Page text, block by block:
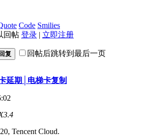
Code Smilies
回帖 登录 | 立即注册
复 回帖后跳转到最后一页
延期│电梯卡复制
Tencent Cloud.